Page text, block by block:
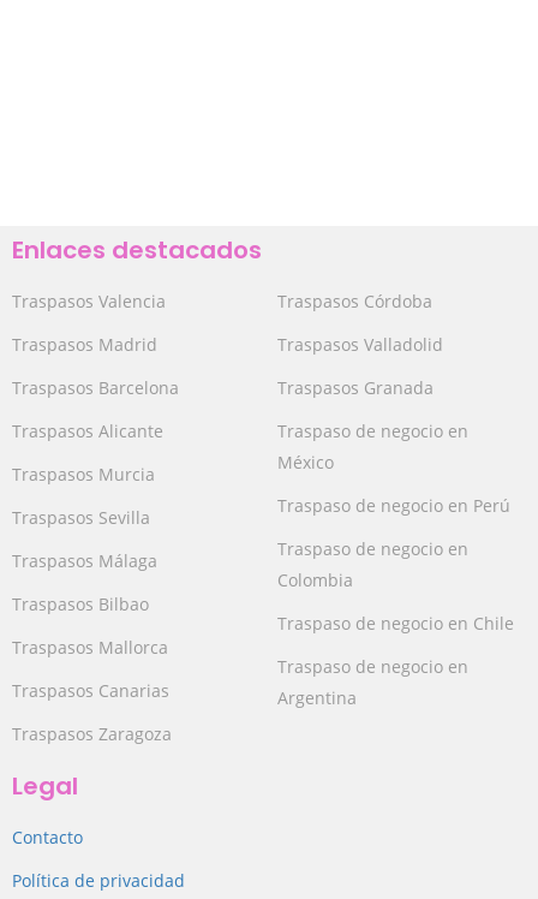
Enlaces destacados
Traspasos Valencia
Traspasos Madrid
Traspasos Barcelona
Traspasos Alicante
Traspasos Murcia
Traspasos Sevilla
Traspasos Málaga
Traspasos Bilbao
Traspasos Mallorca
Traspasos Canarias
Traspasos Zaragoza
Traspasos Córdoba
Traspasos Valladolid
Traspasos Granada
Traspaso de negocio en
México
Traspaso de negocio en Perú
Traspaso de negocio en
Colombia
Traspaso de negocio en Chile
Traspaso de negocio en
Argentina
Legal
Contacto
Política de privacidad